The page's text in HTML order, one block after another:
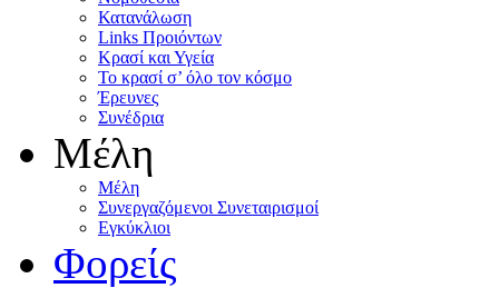
Κατανάλωση
Links Προιόντων
Κρασί και Υγεία
To κρασί σ’ όλο τον κόσμο
Έρευνες
Συνέδρια
Μέλη
Mέλη
Συνεργαζόμενοι Συνεταιρισμοί
Εγκύκλιοι
Φορείς